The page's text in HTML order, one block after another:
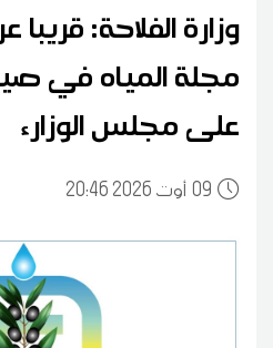
وزارة الفلاحة:
مجلة المياه في
على مجلس الوزارء
0920:46 2026 أوت